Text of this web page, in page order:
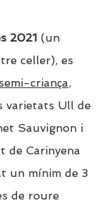
2021 (un
celler), es
semi-criança,
varietats Ull de
Sauvignon i
de Carinyena
un mínim de 3
de roure